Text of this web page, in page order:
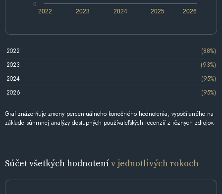
2022 2024 2026
2023 2025
0
2022
(88%)
2023
(93%)
2024
(95%)
2026
(95%)
Graf znázorňuje zmeny percentuálneho konečného hodnotenia, vypočítaného na
základe súhrnnej analýzy dostupných používateľských recenzií z rôznych zdrojov.
Súčet všetkých hodnotenív jednotlivých rokoch